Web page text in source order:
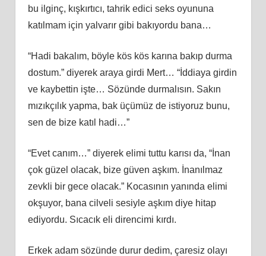
bu ilginç, kışkırtıcı, tahrik edici seks oyununa
katılmam için yalvarır gibi bakıyordu bana…
“Hadi bakalım, böyle kös kös karına bakıp durma
dostum.” diyerek araya girdi Mert… “İddiaya girdin
ve kaybettin işte… Sözünde durmalısın. Sakın
mızıkçılık yapma, bak üçümüz de istiyoruz bunu,
sen de bize katıl hadi…”
“Evet canım…” diyerek elimi tuttu karısı da, “İnan
çok güzel olacak, bize güven aşkım. İnanılmaz
zevkli bir gece olacak.” Kocasının yanında elimi
okşuyor, bana cilveli sesiyle aşkım diye hitap
ediyordu. Sıcacık eli direncimi kırdı.
Erkek adam sözünde durur dedim, çaresiz olayı